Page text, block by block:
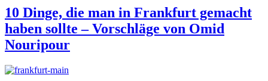
10 Dinge, die man in Frankfurt gemacht
haben sollte – Vorschläge von Omid
Nouripour